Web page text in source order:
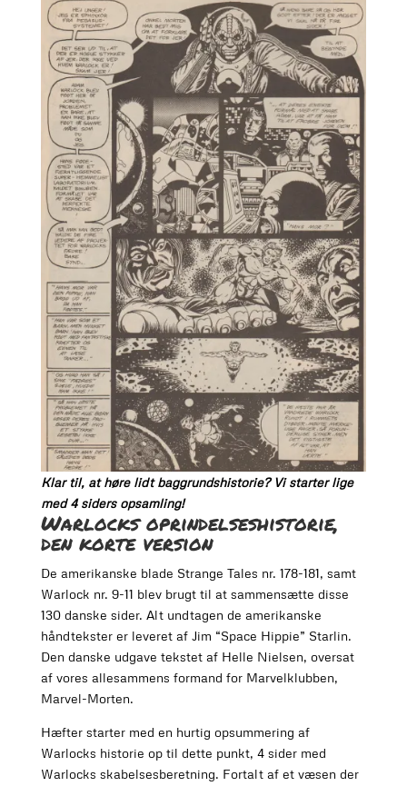
Klar til, at høre lidt baggrundshistorie? Vi starter lige
med 4 siders opsamling!
Warlocks oprindelseshistorie,
den korte version
De amerikanske blade Strange Tales nr. 178-181, samt
Warlock nr. 9-11 blev brugt til at sammensætte disse
130 danske sider. Alt undtagen de amerikanske
håndtekster er leveret af Jim “Space Hippie” Starlin.
Den danske udgave tekstet af Helle Nielsen, oversat
af vores allesammens formand for Marvelklubben,
Marvel-Morten.
Hæfter starter med en hurtig opsummering af
Warlocks historie op til dette punkt, 4 sider med
Warlocks skabelsesberetning. Fortalt af et væsen der